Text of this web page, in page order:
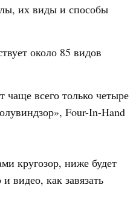
их виды и способы
около 85 видов
всего только четыре
Four-In-Hand
кругозор, ниже будет
видео, как завязать